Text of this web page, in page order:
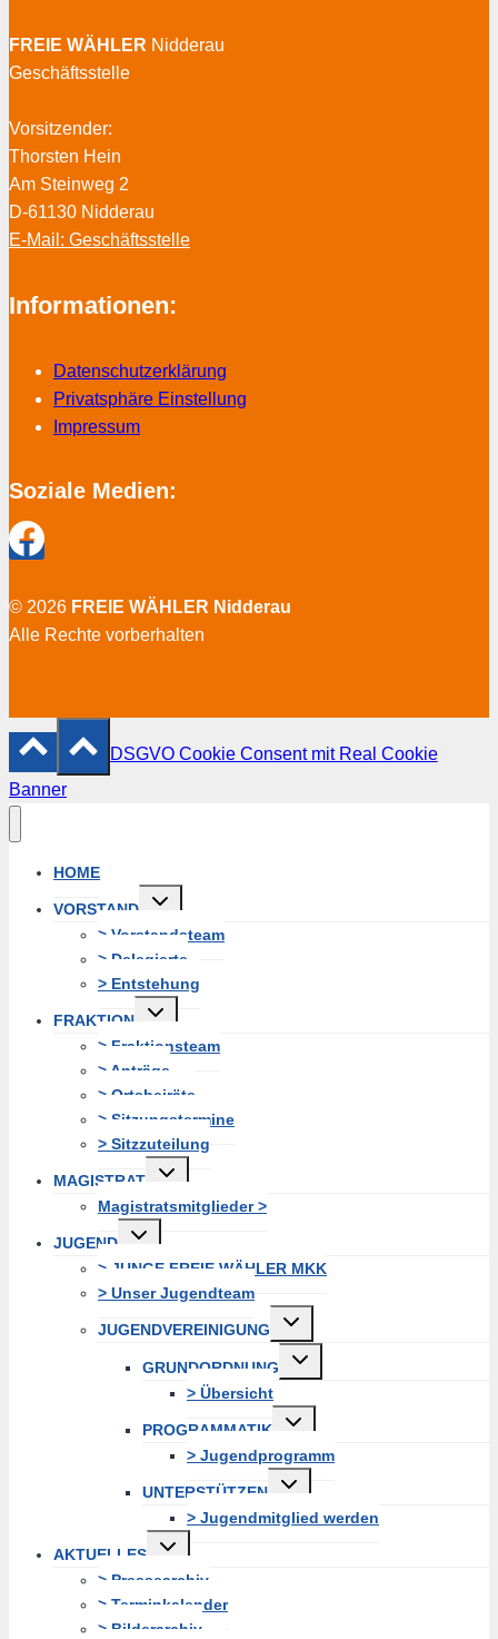
FREIE WÄHLER Nidderau
Geschäftsstelle
Vorsitzender:
Thorsten Hein
Am Steinweg 2
D-61130 Nidderau
E-Mail: Geschäftsstelle
Informationen:
Datenschutzerklärung
Privatsphäre Einstellung
Impressum
Soziale Medien:
© 2026 FREIE WÄHLER Nidderau
Alle Rechte vorberhalten
DSGVO Cookie Consent mit Real Cookie
Banner
HOME
VORSTAND
Untermenü
erweitern
> Vorstandsteam
> Delegierte
> Entstehung
FRAKTION
Untermenü
erweitern
> Fraktionsteam
> Anträge
> Ortsbeiräte
> Sitzungstermine
> Sitzzuteilung
MAGISTRAT
Untermenü
erweitern
Magistratsmitglieder >
JUGEND
Untermenü
erweitern
> JUNGE FREIE WÄHLER MKK
> Unser Jugendteam
JUGENDVEREINIGUNG
Untermenü
erweitern
GRUNDORDNUNG
Untermenü
erweitern
> Übersicht
PROGRAMMATIK
Untermenü
erweitern
> Jugendprogramm
UNTERSTÜTZEN
Untermenü
erweitern
> Jugendmitglied werden
AKTUELLES
Untermenü
erweitern
> Pressearchiv
> Terminkalender
> Bilderarchiv